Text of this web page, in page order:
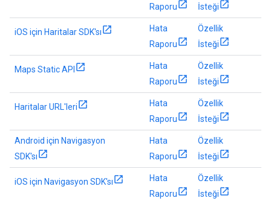
Raporu
İsteği
iOS için Haritalar SDK'sı
Hata
Raporu
Özellik
İsteği
Maps Static API
Hata
Raporu
Özellik
İsteği
Haritalar URL'leri
Hata
Raporu
Özellik
İsteği
Android için Navigasyon
SDK'sı
Hata
Raporu
Özellik
İsteği
iOS için Navigasyon SDK'sı
Hata
Raporu
Özellik
İsteği